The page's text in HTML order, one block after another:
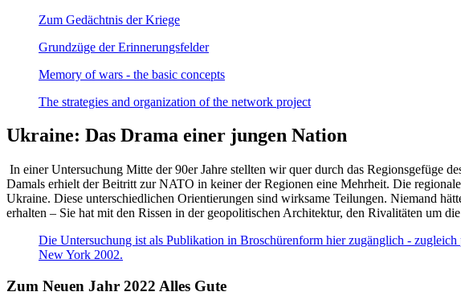
Zum Gedächtnis der Kriege
Grundzüge der Erinnerungsfelder
Memory of wars - the basic concepts
The strategies and organization of the network project
Ukraine: Das Drama einer jungen Nation
In einer Untersuchung Mitte der 90er Jahre stellten wir quer durch das Regionsgefüge
Damals erhielt der Beitritt zur NATO in keiner der Regionen eine Mehrheit. Die
Ukraine. Diese unterschiedlichen Orientierungen sind wirksame Teilungen. Niemand
erhalten – Sie hat mit den Rissen in der geopolitischen Architektur, den Rivalitäten um
Die Untersuchung ist als Publikation in Broschürenform hier zugänglich -
New York 2002.
Zum Neuen Jahr 2022 Alles Gute